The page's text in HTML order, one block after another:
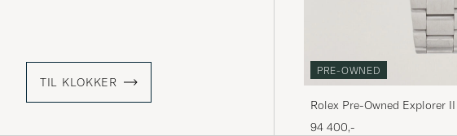
TIL KLOKKER
PRE-OWNED
Rolex Pre-Owned Explorer II
94 400,-